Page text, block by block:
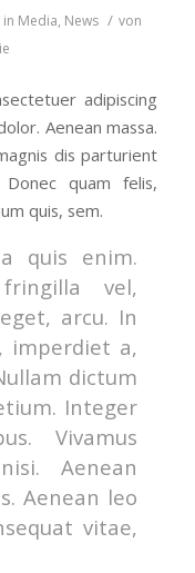
in Media, News / von
adipiscing
Aenean massa.
dis parturient
quam felis,
quis, sem.
quis enim.
vel,
arcu. In
imperdiet a,
dictum
Integer
Vivamus
Aenean
Aenean leo
vitae,